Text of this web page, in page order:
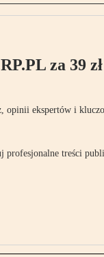
za 39
opinii ekspertów i
profesjonalne treści